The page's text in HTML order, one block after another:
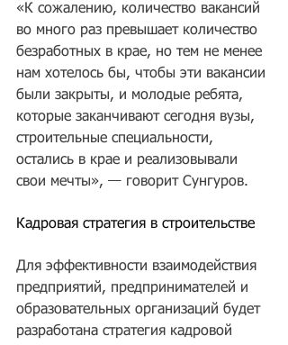
«К сожалению, количество вакансий
во много раз превышает количество
безработных в крае, но тем не менее
нам хотелось бы, чтобы эти вакансии
были закрыты, и молодые ребята,
которые заканчивают сегодня вузы,
строительные специальности,
остались в крае и реализовывали
свои мечты», — говорит Сунгуров.
Кадровая стратегия в строительстве
Для эффективности взаимодействия
предприятий, предпринимателей и
образовательных организаций будет
разработана стратегия кадровой